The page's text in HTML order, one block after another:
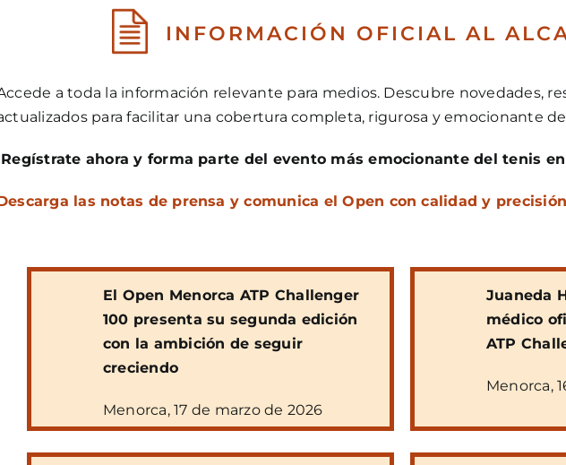
INFORMACIÓN OFICIAL AL
a toda la información relevante para medios. Descubre novedades,
para facilitar una cobertura completa, rigurosa y emocionante
ahora y forma parte del evento más emocionante del tenis
las notas de prensa y comunica el Open con calidad y
El Open Menorca ATP Challenger
100 presenta su segunda edición
con la ambición de seguir
creciendo
Menorca, 17 de marzo de 2026
Juaneda
médico
ATP
Menorca,